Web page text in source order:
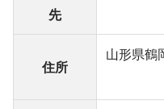
先
住所
山形県鶴